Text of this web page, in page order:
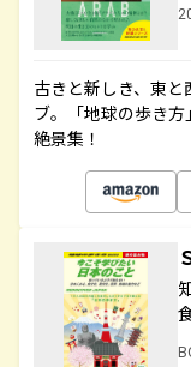
古きと新しき、東
ブ。「地球の歩き
絶景集！